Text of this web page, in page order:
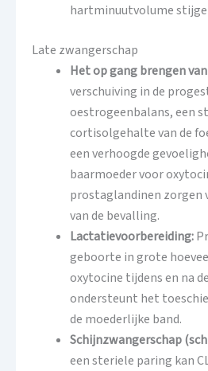
hartminuutvolume
Late zwangerschap
Het op gang brengen
verschuiving in de
oestrogeenbalans, een
cortisolgehalte van de
een verhoogde
baarmoeder voor
prostaglandinen zorgen
van de bevalling.
Lactatievoorbereiding:
geboorte in grote
oxytocine tijdens en na
ondersteunt het
de moederlijke band.
Schijnzwangerschap
een steriele paring kan